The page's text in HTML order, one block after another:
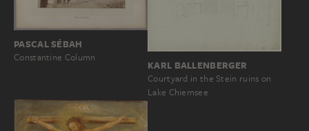
PASCAL SÉBAH
Constantine Column
KARL BALLENBERGER
Courtyard in the Stein ruins on
Lake Chiemsee